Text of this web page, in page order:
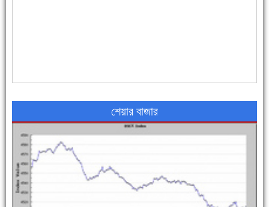
এক সপ্তাহে শনাক্ত বেড়েছে ৫৫%, মৃত্যু ৪৬%
শেয়ার বাজার